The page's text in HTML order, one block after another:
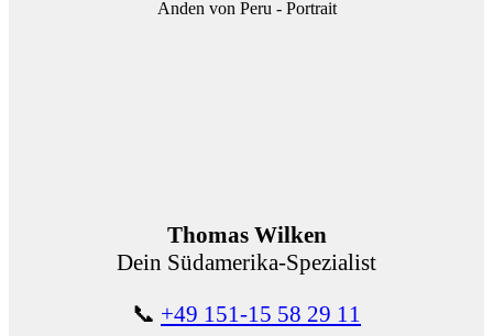
Thomas Wilken
Dein Südamerika-Spezialist
📞 +49 151-15 58 29 11